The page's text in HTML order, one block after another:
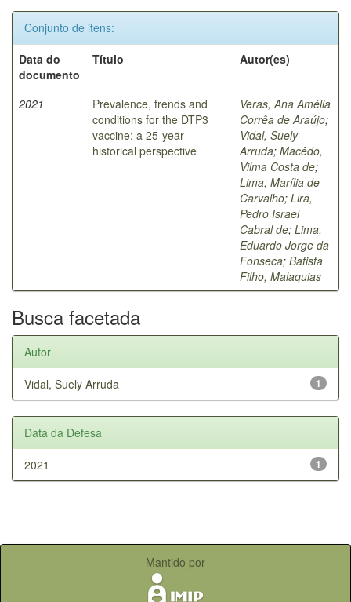
Conjunto de itens:
Data do
documento
Título Autor(es)
2021
Prevalence, trends and
conditions for the DTP3
vaccine: a 25-year
historical perspective
Veras, Ana Amélia
Corrêa de Araújo;
Vidal, Suely
Arruda; Macêdo,
Vilma Costa de;
Lima, Marília de
Carvalho; Lira,
Pedro Israel
Cabral de; Lima,
Eduardo Jorge da
Fonseca; Batista
Filho, Malaquias
Busca facetada
Autor
1
Vidal, Suely Arruda
Data da Defesa
1
2021
Mantido por